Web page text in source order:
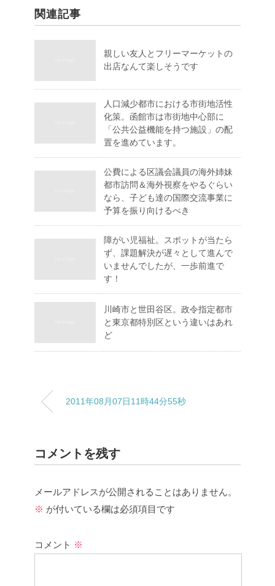
関連記事
親しい友人とフリーマーケットの
出店なんて楽しそうです
人口減少都市における市街地活性
化策。函館市は市街地中心部に
「公共公益機能を持つ施設」の配
置を進めています。
公費による区議会議員の海外姉妹
都市訪問＆海外視察をやるぐらい
なら、子ども達の国際交流事業に
予算を振り向けるべき
障がい児福祉。スポットが当たら
ず、課題解決が遅々として進んで
いませんでしたが、一歩前進で
す！
川崎市と世田谷区。政令指定都市
と東京都特別区という違いはあれ
ど
2011年08月07日11時44分55秒
コメントを残す
メールアドレスが公開されることはありません。
※ が付いている欄は必須項目です
コメント ※